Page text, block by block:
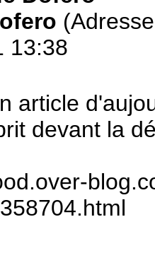
13:38
article
devant la